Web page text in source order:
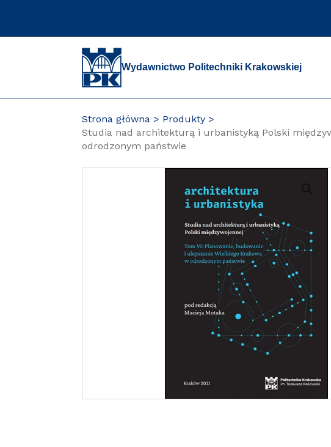
Wydawnictwo Politechniki Krakowskiej
Strona główna
Produkty
Studia nad architekturą i urbanistyką Polski
odrodzonym państwie